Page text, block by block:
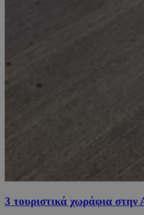
3 τουριστικά χωράφια στην